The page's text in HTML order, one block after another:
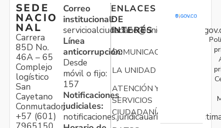
SEDE
NACIO
NAL
Carrera
85D No.
46A – 65
Complejo
logístico
San
Cayetano
Conmutador:
+57 (601)
Correo
institucional:
Línea
anticorrupción:
Desde
móvil o fijo:
157
Notificaciones
judiciales:
ENLACES
DE
INTERÉS
COMUNICACIONES
LA UNIDAD
ATENCIÓN Y
SERVICIOS
CIUDADANÍA